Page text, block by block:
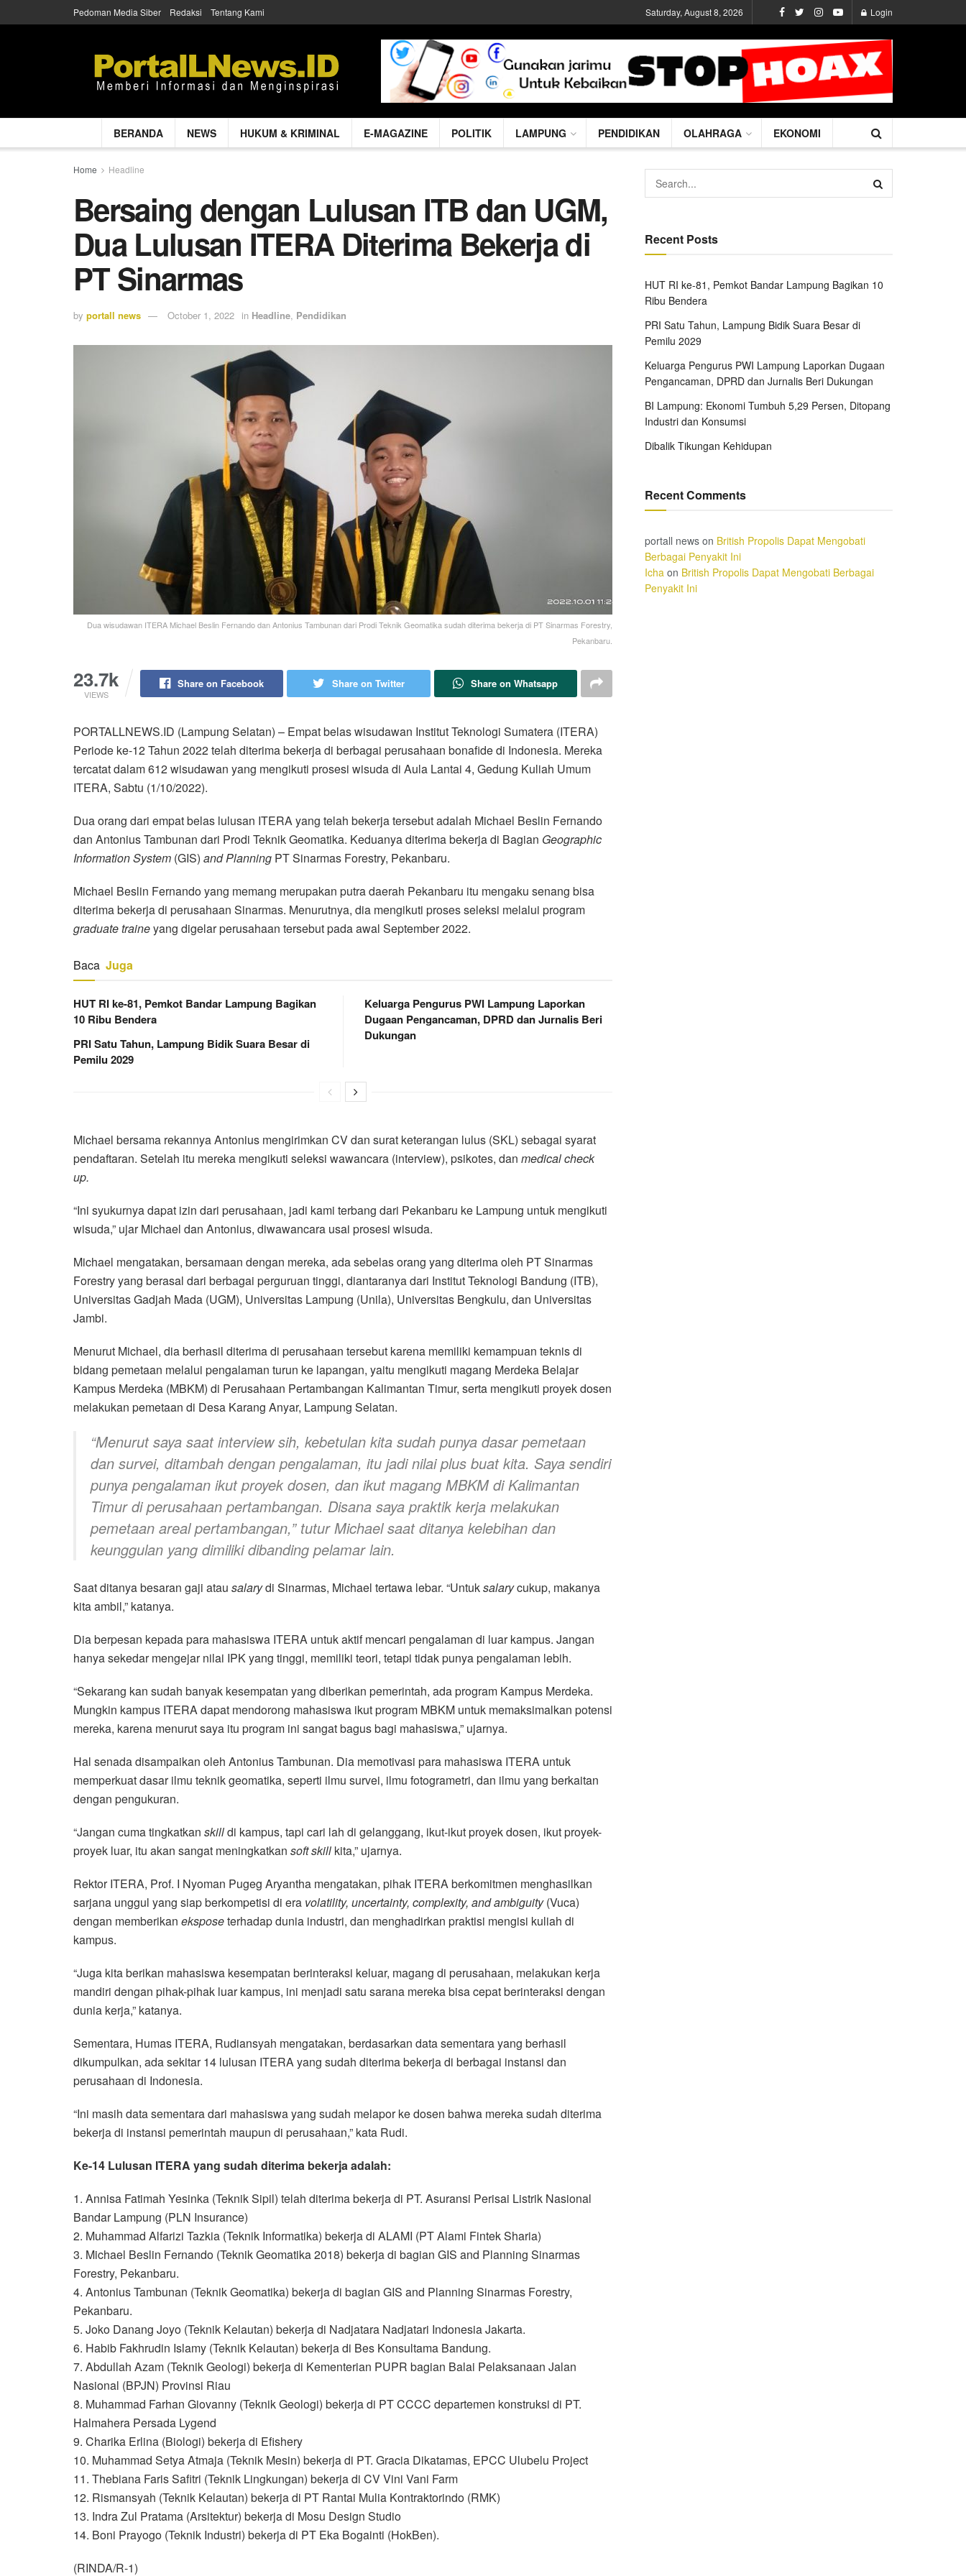
Pedoman Media Siber Redaksi Tentang Kami Saturday, August 8, 2026 Login
BERANDA NEWS HUKUM & KRIMINAL E-MAGAZINE POLITIK LAMPUNG PENDIDIKAN OLAHRAGA EKONOMI
Home Headline
Bersaing dengan Lulusan ITB dan UGM,
Dua Lulusan ITERA Diterima Bekerja di
PT Sinarmas
by portall news October 1, 2022 in Headline, Pendidikan
Dua wisudawan ITERA Michael Beslin Fernando dan Antonius Tambunan dari Prodi Teknik Geomatika sudah diterima bekerja di PT Sinarmas Forestry,
Pekanbaru.
23.7k
VIEWS
Share on Facebook Share on Twitter Share on Whatsapp
PORTALLNEWS.ID (Lampung Selatan) – Empat belas wisudawan Institut Teknologi Sumatera (ITERA)
Periode ke-12 Tahun 2022 telah diterima bekerja di berbagai perusahaan bonafide di Indonesia. Mereka
tercatat dalam 612 wisudawan yang mengikuti prosesi wisuda di Aula Lantai 4, Gedung Kuliah Umum
ITERA, Sabtu (1/10/2022).
Dua orang dari empat belas lulusan ITERA yang telah bekerja tersebut adalah Michael Beslin Fernando
dan Antonius Tambunan dari Prodi Teknik Geomatika. Keduanya diterima bekerja di Bagian Geographic
Information System (GIS) and Planning PT Sinarmas Forestry, Pekanbaru.
Michael Beslin Fernando yang memang merupakan putra daerah Pekanbaru itu mengaku senang bisa
diterima bekerja di perusahaan Sinarmas. Menurutnya, dia mengikuti proses seleksi melalui program
graduate traineyang digelar perusahaan tersebut pada awal September 2022.
Baca Juga
HUT RI ke-81, Pemkot Bandar Lampung Bagikan
10 Ribu Bendera
PRI Satu Tahun, Lampung Bidik Suara Besar di
Pemilu 2029
Keluarga Pengurus PWI Lampung Laporkan
Dugaan Pengancaman, DPRD dan Jurnalis Beri
Dukungan
Michael bersama rekannya Antonius mengirimkan CV dan surat keterangan lulus (SKL) sebagai syarat
pendaftaran. Setelah itu mereka mengikuti seleksi wawancara (interview), psikotes, dan medical check
up.
“Ini syukurnya dapat izin dari perusahaan, jadi kami terbang dari Pekanbaru ke Lampung untuk mengikuti
wisuda,” ujar Michael dan Antonius, diwawancara usai prosesi wisuda.
Michael mengatakan, bersamaan dengan mereka, ada sebelas orang yang diterima oleh PT Sinarmas
Forestry yang berasal dari berbagai perguruan tinggi, diantaranya dari Institut Teknologi Bandung (ITB),
Universitas Gadjah Mada (UGM), Universitas Lampung (Unila), Universitas Bengkulu, dan Universitas
Jambi.
Menurut Michael, dia berhasil diterima di perusahaan tersebut karena memiliki kemampuan teknis di
bidang pemetaan melalui pengalaman turun ke lapangan, yaitu mengikuti magang Merdeka Belajar
Kampus Merdeka (MBKM) di Perusahaan Pertambangan Kalimantan Timur, serta mengikuti proyek dosen
melakukan pemetaan di Desa Karang Anyar, Lampung Selatan.
“Menurut saya saatinterviewsih, kebetulan kita sudah punya dasar pemetaan
dan survei, ditambah dengan pengalaman, itu jadi nilai plus buat kita. Saya sendiri
punya pengalaman ikut proyek dosen, dan ikut magang MBKM di Kalimantan
Timur di perusahaan pertambangan. Disana saya praktik kerja melakukan
pemetaan areal pertambangan,” tutur Michael saat ditanya kelebihan dan
keunggulan yang dimiliki dibanding pelamar lain.
Saat ditanya besaran gaji atau salarydi Sinarmas, Michael tertawa lebar. “Untuksalarycukup, makanya
kita ambil,” katanya.
Dia berpesan kepada para mahasiswa ITERA untuk aktif mencari pengalaman di luar kampus. Jangan
hanya sekedar mengejar nilai IPK yang tinggi, memiliki teori, tetapi tidak punya pengalaman lebih.
“Sekarang kan sudah banyak kesempatan yang diberikan pemerintah, ada program Kampus Merdeka.
Mungkin kampus ITERA dapat mendorong mahasiswa ikut program MBKM untuk memaksimalkan potensi
mereka, karena menurut saya itu program ini sangat bagus bagi mahasiswa,” ujarnya.
Hal senada disampaikan oleh Antonius Tambunan. Dia memotivasi para mahasiswa ITERA untuk
memperkuat dasar ilmu teknik geomatika, seperti ilmu survei, ilmu fotogrametri, dan ilmu yang berkaitan
dengan pengukuran.
“Jangan cuma tingkatkan skilldi kampus, tapi cari lah di gelanggang, ikut-ikut proyek dosen, ikut proyek-
proyek luar, itu akan sangat meningkatkan soft skill kita,” ujarnya.
Rektor ITERA, Prof. I Nyoman Pugeg Aryantha mengatakan, pihak ITERA berkomitmen menghasilkan
sarjana unggul yang siap berkompetisi di era volatility, uncertainty, complexity, and ambiguity(Vuca)
dengan memberikan eksposeterhadap dunia industri, dan menghadirkan praktisi mengisi kuliah di
kampus.
“Juga kita berikan mahasiswa kesempatan berinteraksi keluar, magang di perusahaan, melakukan kerja
mandiri dengan pihak-pihak luar kampus, ini menjadi satu sarana mereka bisa cepat berinteraksi dengan
dunia kerja,” katanya.
Sementara, Humas ITERA, Rudiansyah mengatakan, berdasarkan data sementara yang berhasil
dikumpulkan, ada sekitar 14 lulusan ITERA yang sudah diterima bekerja di berbagai instansi dan
perusahaan di Indonesia.
“Ini masih data sementara dari mahasiswa yang sudah melapor ke dosen bahwa mereka sudah diterima
bekerja di instansi pemerintah maupun di perusahaan,” kata Rudi.
Ke-14 Lulusan ITERA yang sudah diterima bekerja adalah:
1. Annisa Fatimah Yesinka (Teknik Sipil) telah diterima bekerja di PT. Asuransi Perisai Listrik Nasional
Bandar Lampung (PLN Insurance)
2. Muhammad Alfarizi Tazkia (Teknik Informatika) bekerja di ALAMI (PT Alami Fintek Sharia)
3. Michael Beslin Fernando (Teknik Geomatika 2018) bekerja di bagian GIS and Planning Sinarmas
Forestry, Pekanbaru.
4. Antonius Tambunan (Teknik Geomatika) bekerja di bagian GIS and Planning Sinarmas Forestry,
Pekanbaru.
5. Joko Danang Joyo (Teknik Kelautan) bekerja di Nadjatara Nadjatari Indonesia Jakarta.
6. Habib Fakhrudin Islamy (Teknik Kelautan) bekerja di Bes Konsultama Bandung.
7. Abdullah Azam (Teknik Geologi) bekerja di Kementerian PUPR bagian Balai Pelaksanaan Jalan
Nasional (BPJN) Provinsi Riau
8. Muhammad Farhan Giovanny (Teknik Geologi) bekerja di PT CCCC departemen konstruksi di PT.
Halmahera Persada Lygend
9. Charika Erlina (Biologi) bekerja di Efishery
10. Muhammad Setya Atmaja (Teknik Mesin) bekerja di PT. Gracia Dikatamas, EPCC Ulubelu Project
11. Thebiana Faris Safitri (Teknik Lingkungan) bekerja di CV Vini Vani Farm
12. Rismansyah (Teknik Kelautan) bekerja di PT Rantai Mulia Kontraktorindo (RMK)
13. Indra Zul Pratama (Arsitektur) bekerja di Mosu Design Studio
14. Boni Prayogo (Teknik Industri) bekerja di PT Eka Bogainti (HokBen).
(RINDA/R-1)
Recent Posts
HUT RI ke-81, Pemkot Bandar Lampung Bagikan 10
Ribu Bendera
PRI Satu Tahun, Lampung Bidik Suara Besar di
Pemilu 2029
Keluarga Pengurus PWI Lampung Laporkan Dugaan
Pengancaman, DPRD dan Jurnalis Beri Dukungan
BI Lampung: Ekonomi Tumbuh 5,29 Persen, Ditopang
Industri dan Konsumsi
Dibalik Tikungan Kehidupan
Recent Comments
portall news on British Propolis Dapat Mengobati
Berbagai Penyakit Ini
Icha on British Propolis Dapat Mengobati Berbagai
Penyakit Ini